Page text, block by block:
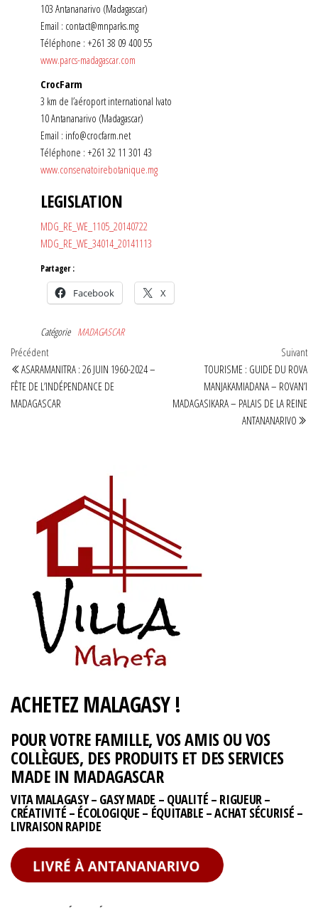
103 Antananarivo (Madagascar)
Email : contact@mnparks.mg
Téléphone : +261 38 09 400 55
www.parcs-madagascar.com
CrocFarm
3 km de l’aéroport international Ivato
10 Antananarivo (Madagascar)
Email : info@crocfarm.net
Téléphone : +261 32 11 301 43
www.conservatoirebotanique.mg
LEGISLATION
MDG_RE_WE_1105_20140722
MDG_RE_WE_34014_20141113
Partager :
Facebook X
Catégorie MADAGASCAR
Navigation
de
l’article
Article
précédent
Précédent
ASARAMANITRA : 26 JUIN 1960-2024 –
FÊTE DE L’INDÉPENDANCE DE
MADAGASCAR
Suivant
TOURISME : GUIDE DU ROVA
MANJAKAMIADANA – ROVAN’I
MADAGASIKARA – PALAIS DE LA REINE
ANTANANARIVO
ACHETEZ MALAGASY !
POUR VOTRE FAMILLE, VOS AMIS OU VOS
COLLÈGUES, DES PRODUITS ET DES SERVICES
MADE IN MADAGASCAR
VITA MALAGASY – GASY MADE – QUALITÉ – RIGUEUR –
CRÉATIVITÉ – ÉCOLOGIQUE – ÉQUITABLE – ACHAT SÉCURISÉ –
LIVRAISON RAPIDE